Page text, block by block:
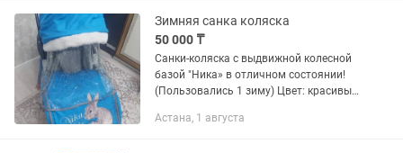
Зимняя санка коляска
50 000 ₸
Санки-коляска с выдвижной колесной
базой "Ника» в отличном состоянии!
(Пользовались 1 зиму) Цвет: красивый
девочку с рисунком зайца -
Астана, 1 августа